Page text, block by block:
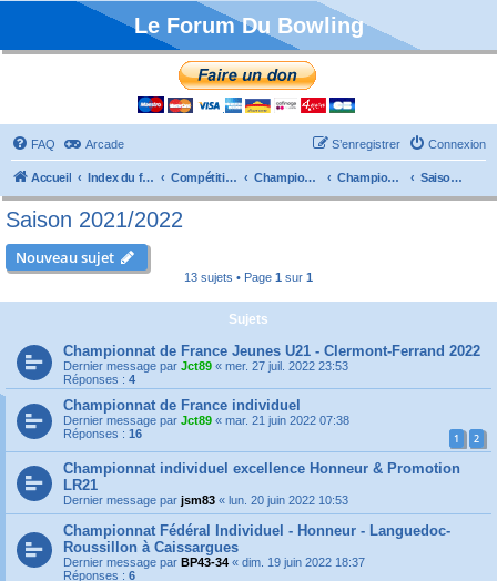
Le Forum Du Bowling
FAQ Arcade Connexion
S’enregistrer
Accueil Index du forum Compétitions Championnats de France Championnat Individuels Saison 2021/2022
Saison 2021/2022
Nouveau sujet
13 sujets • Page 1 sur 1
Sujets
Championnat de France Jeunes U21 - Clermont-Ferrand 2022
Dernier message par Jct89 « mer. 27 juil. 2022 23:53
Réponses : 4
Championnat de France individuel
Dernier message par Jct89 « mar. 21 juin 2022 07:38
Réponses : 16 1 2
Championnat individuel excellence Honneur & Promotion
LR21
Dernier message par jsm83 « lun. 20 juin 2022 10:53
Championnat Fédéral Individuel - Honneur - Languedoc-
Roussillon à Caissargues
Dernier message par BP43-34 « dim. 19 juin 2022 18:37
Réponses : 6